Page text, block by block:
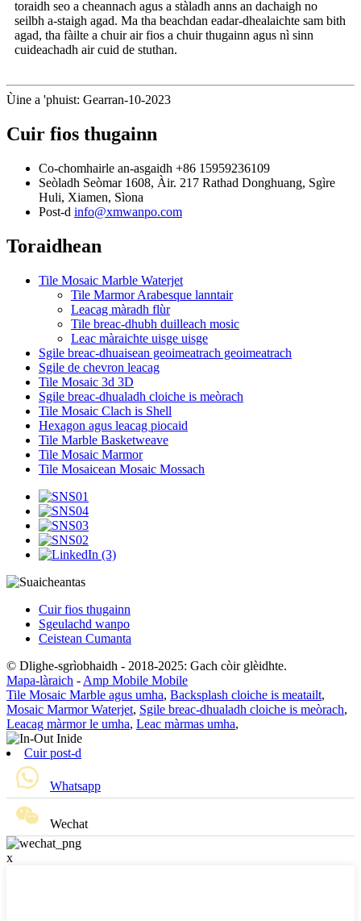
toraidh seo a cheannach agus a stàladh anns an dachaigh no
seilbh a-staigh agad. Ma tha beachdan eadar-dhealaichte sam bith
agad, tha fàilte a chuir air fios a chuir thugainn agus nì sinn
cuideachadh air cuid de stuthan.
Ùine a 'phuist: Gearran-10-2023
Cuir fios thugainn
Co-chomhairle an-asgaidh +86 15959236109
Seòladh Seòmar 1608, Àir. 217 Rathad Donghuang, Sgìre
Huli, Xiamen, Sìona
Post-d info@xmwanpo.com
Toraidhean
Tile Mosaic Marble Waterjet
Tile Marmor Arabesque lanntair
Leacag màradh flùr
Tile breac-dhubh duilleach mosic
Leac màraichte uisge uisge
Sgile breac-dhuaisean geoimeatrach geoimeatrach
Sgile de chevron leacag
Tile Mosaic 3d 3D
Sgile breac-dhualadh cloiche is meòrach
Tile Mosaic Clach is Shell
Hexagon agus leacag piocaid
Tile Marble Basketweave
Tile Mosaic Marmor
Tile Mosaicean Mosaic Mossach
Cuir fios thugainn
Sgeulachd wanpo
Ceistean Cumanta
© Dlighe-sgrìobhaidh - 2018-2025: Gach còir glèidhte.
Mapa-làraich - Amp Mobile Mobile
Tile Mosaic Marble agus umha, Backsplash cloiche is meatailt,
Mosaic Marmor Waterjet, Sgile breac-dhualadh cloiche is meòrach,
Leacag màrmor le umha, Leac màrmas umha,
Cuir post-d
Whatsapp
Wechat
x